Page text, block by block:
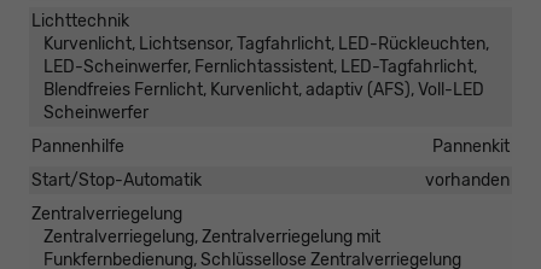
Lichttechnik
Kurvenlicht, Lichtsensor, Tagfahrlicht, LED-Rückleuchten,
LED-Scheinwerfer, Fernlichtassistent, LED-Tagfahrlicht,
Blendfreies Fernlicht, Kurvenlicht, adaptiv (AFS), Voll-LED
Scheinwerfer
Pannenhilfe
Pannenkit
Start/Stop-Automatik
vorhanden
Zentralverriegelung
Zentralverriegelung, Zentralverriegelung mit
Funkfernbedienung, Schlüssellose Zentralverriegelung